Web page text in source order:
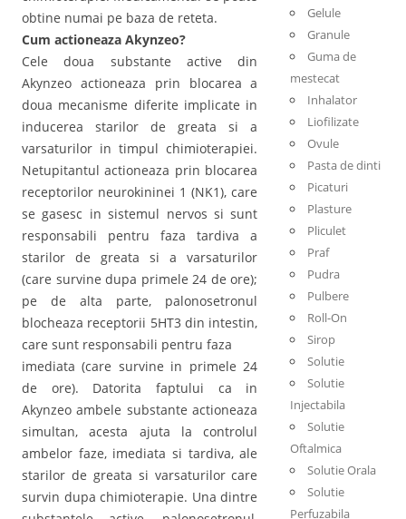
obtine numai pe baza de reteta.
Cum actioneaza Akynzeo?
Cele doua substante active din
Akynzeo actioneaza prin blocarea a
doua mecanisme diferite implicate in
inducerea starilor de greata si a
varsaturilor in timpul chimioterapiei.
Netupitantul actioneaza prin blocarea
receptorilor neurokininei 1 (NK1), care
se gasesc in sistemul nervos si sunt
responsabili pentru faza tardiva a
starilor de greata si a varsaturilor
(care survine dupa primele 24 de ore);
pe de alta parte, palonosetronul
blocheaza receptorii 5HT3 din intestin,
care sunt responsabili pentru faza
imediata (care survine in primele 24
de ore). Datorita faptului ca in
Akynzeo ambele substante actioneaza
simultan, acesta ajuta la controlul
ambelor faze, imediata si tardiva, ale
starilor de greata si varsaturilor care
survin dupa chimioterapie. Una dintre
Gelule
Granule
Guma de
mestecat
Inhalator
Liofilizate
Ovule
Pasta de dinti
Picaturi
Plasture
Pliculet
Praf
Pudra
Pulbere
Roll-On
Sirop
Solutie
Solutie
Injectabila
Solutie
Oftalmica
Solutie Orala
Solutie
Perfuzabila